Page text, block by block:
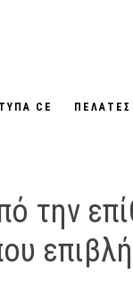
CE ΠΕΛΑΤΕΣ
την